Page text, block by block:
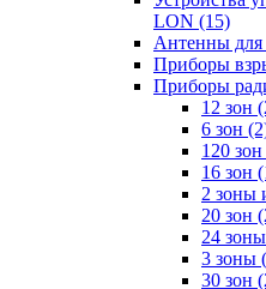
LON (15)
Антенны для
Приборы
Приборы
12 зон
6 зон
120 зон
16 зон
2 зоны
20 зон
24 зоны
3 зоны
30 зон